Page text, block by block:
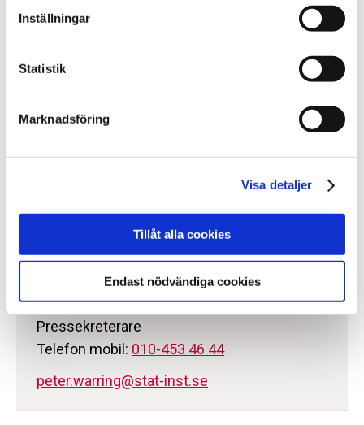
Inställningar
Statistik
Marknadsföring
Visa detaljer
Tillåt alla cookies
Endast nödvändiga cookies
riksdagen kommer behandla under augusti. Detta
utifrån att regeringen gjort bedömningen att man
igenom propositionen i sin nuvarande form. Att se
ligger också i linje med utredningens ursprungliga
Sidan uppdateradtorsdag 11 juni 2026
Kontakt
Peter Wärring
Pressekreterare
Telefon mobil: 010-453 46 44
peter.warring@stat-inst.se